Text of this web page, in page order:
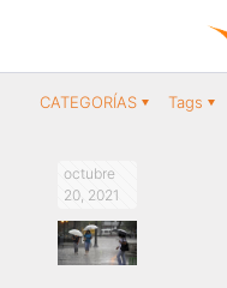
CATEGORÍAS Tags
octubre
20, 2021